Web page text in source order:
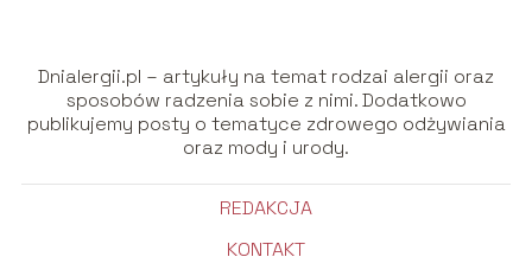
Dnialergii.pl – artykuły na temat rodzai alergii oraz
sposobów radzenia sobie z nimi. Dodatkowo
publikujemy posty o tematyce zdrowego odżywiania
oraz mody i urody.
REDAKCJA
KONTAKT